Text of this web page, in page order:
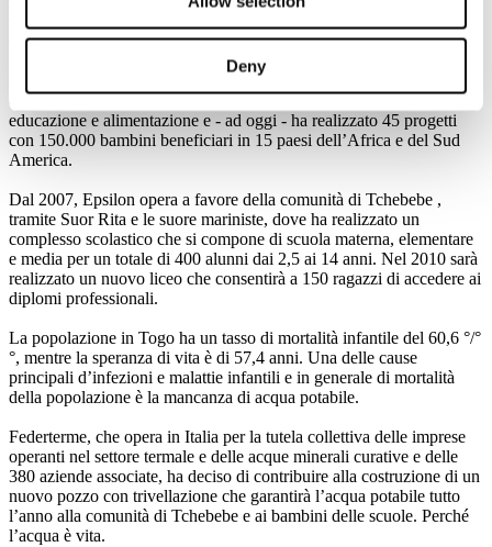
Deny
tale donazione vengono destinate le risorse tradizionalmente
dedicate da Federterme agli auguri di Natale.
Epsilon è un’associazione onlus che dal 2004 è impegnata a favore
dell’infanzia nei paesi del Sud del mondo nell’ambito della sanità,
educazione e alimentazione e - ad oggi - ha realizzato 45 progetti
con 150.000 bambini beneficiari in 15 paesi dell’Africa e del Sud
America.
Dal 2007, Epsilon opera a favore della comunità di Tchebebe ,
tramite Suor Rita e le suore mariniste, dove ha realizzato un
complesso scolastico che si compone di scuola materna, elementare
e media per un totale di 400 alunni dai 2,5 ai 14 anni. Nel 2010 sarà
realizzato un nuovo liceo che consentirà a 150 ragazzi di accedere ai
diplomi professionali.
La popolazione in Togo ha un tasso di mortalità infantile del 60,6 °/°
°, mentre la speranza di vita è di 57,4 anni. Una delle cause
principali d’infezioni e malattie infantili e in generale di mortalità
della popolazione è la mancanza di acqua potabile.
Federterme, che opera in Italia per la tutela collettiva delle imprese
operanti nel settore termale e delle acque minerali curative e delle
380 aziende associate, ha deciso di contribuire alla costruzione di un
nuovo pozzo con trivellazione che garantirà l’acqua potabile tutto
l’anno alla comunità di Tchebebe e ai bambini delle scuole. Perché
l’acqua è vita.